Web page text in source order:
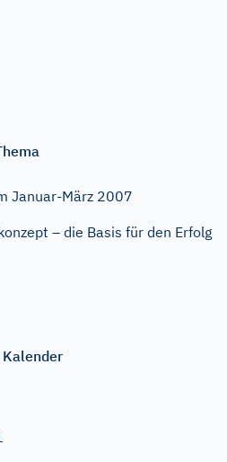
Januar-März 2007
– die Basis für den Erfolg